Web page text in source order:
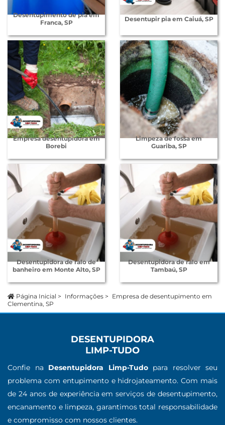
Desentupimento de pia em
Franca, SP
Desentupir pia em Caiuá, SP
Empresa desentupidora em
Borebi
Limpeza de fossa em
Guariba, SP
Desentupidora de ralo de
banheiro em Monte Alto, SP
Desentupidora de ralo em
Tambaú, SP
Página Inicial > Informações > Empresa de desentupimento em
Clementina, SP
DESENTUPIDORA
LIMP-TUDO
Confie na Desentupidora Limp-Tudopara resolver seu
problema com entupimento e hidrojateamento. Com mais
de 24 anos de experiência em serviços de desentupimento,
encanamento e limpeza, garantimos total responsabilidade
e compromisso com nossos clientes.